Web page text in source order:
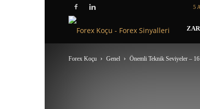
5
Forex
Koçu
Forex Koçu Genel Önemli Teknik Seviyeler –